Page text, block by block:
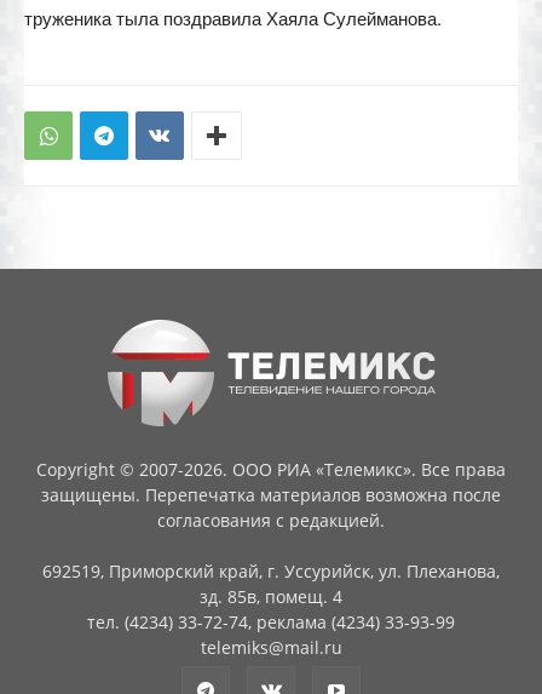
труженика тыла поздравила Хаяла Сулейманова.
Copyright © 2007-2026. ООО РИА «Телемикс». Все права
защищены. Перепечатка материалов возможна после
согласования с редакцией.
692519, Приморский край, г. Уссурийск, ул. Плеханова,
зд. 85в, помещ. 4
тел. (4234) 33-72-74, реклама (4234) 33-93-99
telemiks@mail.ru